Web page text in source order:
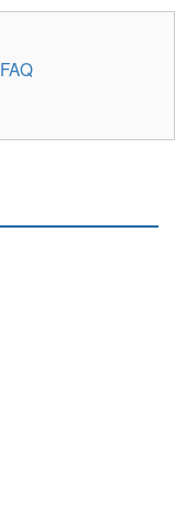
FAQ